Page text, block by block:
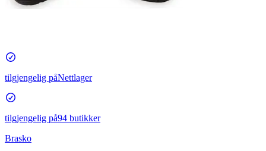
tilgjengelig påNettlager
tilgjengelig på94 butikker
Brasko